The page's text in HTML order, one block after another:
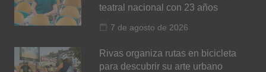
teatral nacional con 23 años
7 de agosto de 2026
Rivas organiza rutas en bicicleta
para descubrir su arte urbano